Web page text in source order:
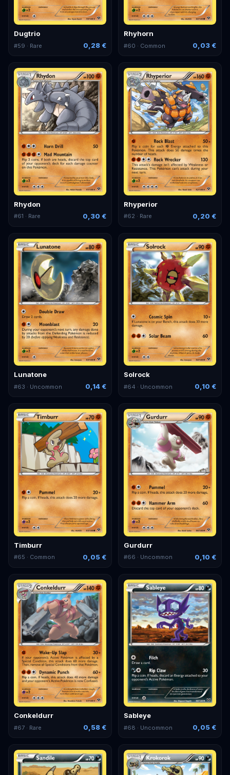
Dugtrio
#59 · Rare 0,28 €
Rhyhorn
#60 · Common 0,03 €
Rhydon
#61 · Rare 0,30 €
Rhyperior
#62 · Rare 0,20 €
Lunatone
#63 · Uncommon 0,14 €
Solrock
#64 · Uncommon 0,10 €
Timburr
#65 · Common 0,05 €
Gurdurr
#66 · Uncommon 0,10 €
Conkeldurr
#67 · Rare 0,58 €
Sableye
#68 · Uncommon 0,05 €